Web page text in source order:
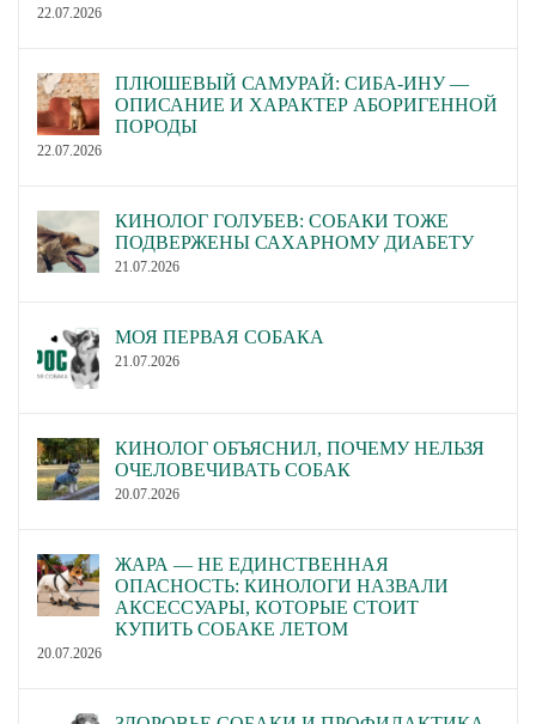
22.07.2026
ПЛЮШЕВЫЙ САМУРАЙ: СИБА-ИНУ —
ОПИСАНИЕ И ХАРАКТЕР АБОРИГЕННОЙ
ПОРОДЫ
22.07.2026
КИНОЛОГ ГОЛУБЕВ: СОБАКИ ТОЖЕ
ПОДВЕРЖЕНЫ САХАРНОМУ ДИАБЕТУ
21.07.2026
МОЯ ПЕРВАЯ СОБАКА
21.07.2026
КИНОЛОГ ОБЪЯСНИЛ, ПОЧЕМУ НЕЛЬЗЯ
ОЧЕЛОВЕЧИВАТЬ СОБАК
20.07.2026
ЖАРА — НЕ ЕДИНСТВЕННАЯ
ОПАСНОСТЬ: КИНОЛОГИ НАЗВАЛИ
АКСЕССУАРЫ, КОТОРЫЕ СТОИТ
КУПИТЬ СОБАКЕ ЛЕТОМ
20.07.2026